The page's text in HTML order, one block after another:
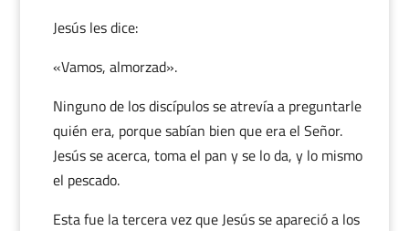
Jesús les dice:
«Vamos, almorzad».
Ninguno de los discípulos se atrevía a preguntarle
quién era, porque sabían bien que era el Señor.
Jesús se acerca, toma el pan y se lo da, y lo mismo
el pescado.
Esta fue la tercera vez que Jesús se apareció a los